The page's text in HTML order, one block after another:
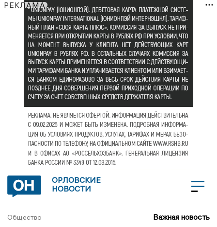
РЕКЛАМА
ОРЛОВСКИЕ
НОВОСТИ
Общество Важная новость